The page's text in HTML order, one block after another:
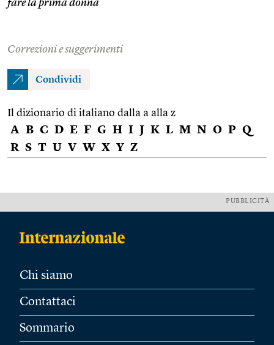
fare la prima donna
Correzioni e suggerimenti
Condividi
Il dizionario di italiano dalla a alla z
A B C D E F G H I J K L M N O P Q
R S T U V W X Y Z
PUBBLICITÀ
Chi siamo
Contattaci
Sommario